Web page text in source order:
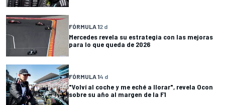
FÓRMULA 12 d
Mercedes revela su estrategia con las mejoras
para lo que queda de 2026
FÓRMULA 14 d
"Volví al coche y me eché a llorar", revela Ocon
sobre su año al margen de la F1